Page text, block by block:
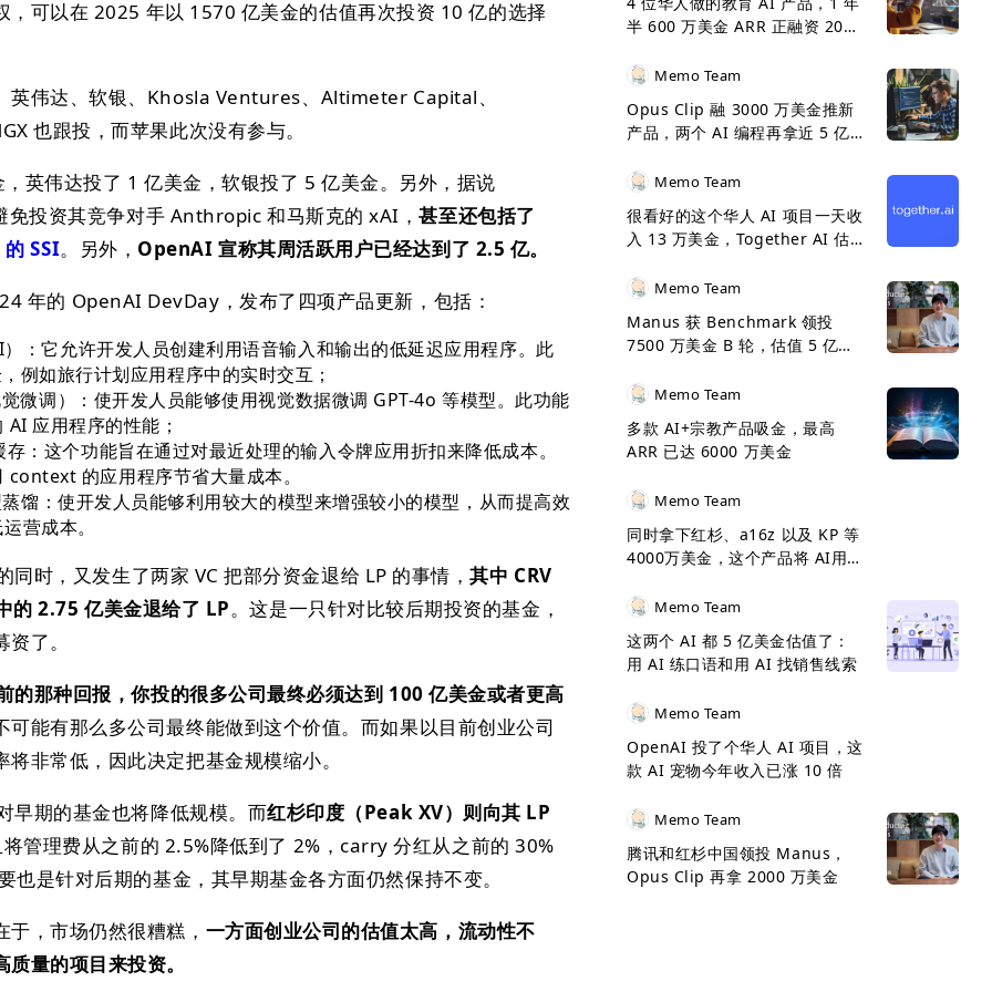
，可以在 2025 年以 1570 亿美金的估值再次投资 10 亿的选择
英伟达、软银、Khosla Ventures、Altimeter Capital、
也跟投，而苹果此次没有参与。
英伟达投了 1 亿美金，软银投了 5 亿美金。另外，据说
免投资其竞争对手 Anthropic 和马斯克的 xAI，甚至还包括了
SSI。另外， OpenAI 宣称其周活跃用户已经达到了 2.5 亿。
年的 OpenAI DevDay，发布了四项产品更新，包括：
：它允许开发人员创建利用语音输入和输出的低延迟应用程序。此
例如旅行计划应用程序中的实时交互；
微调）：使开发人员能够使用视觉数据微调 GPT-4o 等模型。此功能
应用程序的性能；
：这个功能旨在通过对最近处理的输入令牌应用折扣来降低成本。
的应用程序节省大量成本。
：使开发人员能够利用较大的模型来增强较小的模型，从而提高效
营成本。
时，又发生了两家 VC 把部分资金退给 LP 的事情，其中 CRV
的 2.75 亿美金退给了 LP。这是一只针对比较后期投资的基金，
了。
的那种回报，你投的很多公司最终必须达到 100 亿美金或者更高
可能有那么多公司最终能做到这个价值。而如果以目前创业公司
非常低，因此决定把基金规模缩小。
早期的基金也将降低规模。而红杉印度（Peak XV）则向其 LP
管理费从之前的 2.5%降低到了 2%，carry 分红从之前的 30%
也是针对后期的基金，其早期基金各方面仍然保持不变。
，市场仍然很糟糕， 一方面创业公司的估值太高，流动性不
量的项目来投资。
半 600 万美金 ARR 正融资 2000
Memo Team
Opus Clip 融 3000 万美金推新
产品，两个 AI 编程再拿近 5 亿
Memo Team
很看好的这个华人 AI 项目一天收
入 13 万美金，Together AI 估
Memo Team
Manus 获 Benchmark 领投
7500 万美金 B 轮，估值 5 亿美
Memo Team
多款 AI+宗教产品吸金，最高
ARR 已达 6000 万美金
Memo Team
同时拿下红杉、a16z 以及 KP 等
4000万美金，这个产品将 AI用到
Memo Team
这两个 AI 都 5 亿美金估值了：
用 AI 练口语和用 AI 找销售线索
Memo Team
OpenAI 投了个华人 AI 项目，这
款 AI 宠物今年收入已涨 10 倍
Memo Team
腾讯和红杉中国领投 Manus，
Opus Clip 再拿 2000 万美金